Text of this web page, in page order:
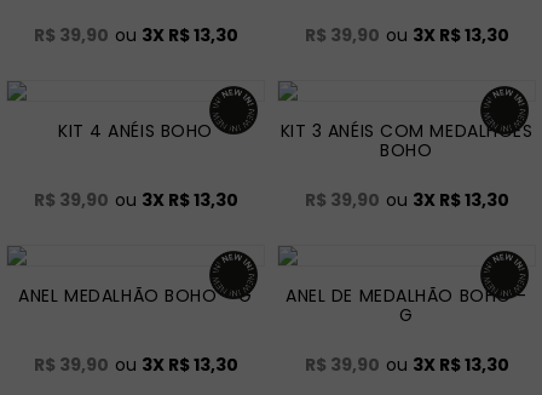
R$ 39,90 ou 3X R$ 13,30 R$ 39,90 ou 3X R$ 13,30
KIT 4 ANÉIS BOHO
R$ 39,90 ou 3X R$ 13,30
KIT 3 ANÉIS COM MEDALHÕES
BOHO
R$ 39,90 ou 3X R$ 13,30
ANEL MEDALHÃO BOHO - G
R$ 39,90 ou 3X R$ 13,30
ANEL DE MEDALHÃO BOHO -
G
R$ 39,90 ou 3X R$ 13,30